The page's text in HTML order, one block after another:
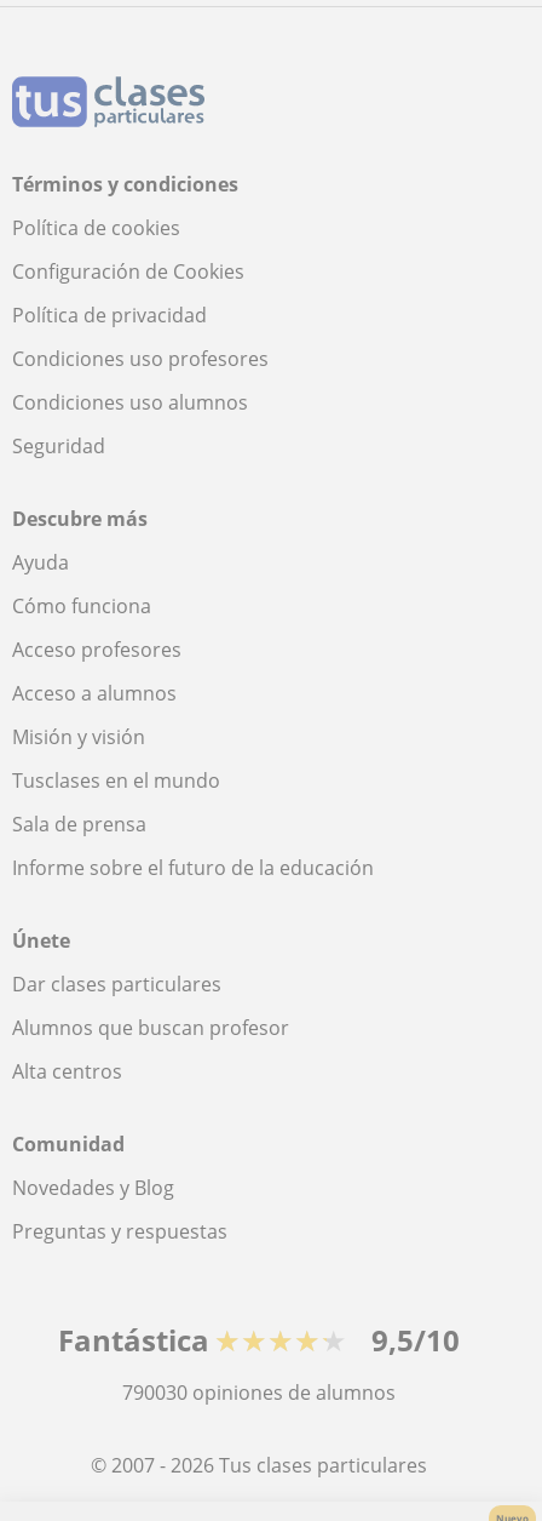
Nuevo
Términos y condiciones
Política de cookies
Configuración de Cookies
Política de privacidad
Condiciones uso profesores
Condiciones uso alumnos
Seguridad
Descubre más
Ayuda
Cómo funciona
Acceso profesores
Acceso a alumnos
Misión y visión
Tusclases en el mundo
Sala de prensa
Informe sobre el futuro de la educación
Únete
Dar clases particulares
Alumnos que buscan profesor
Alta centros
Comunidad
Novedades y Blog
Preguntas y respuestas
Fantástica ★★★★★ 9,5/10
790030 opiniones de alumnos
© 2007 - 2026 Tus clases particulares